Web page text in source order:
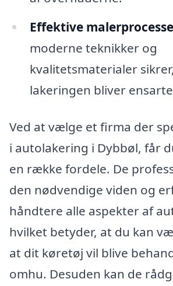
Effektive
moderne teknikker og
kvalitetsmaterialer
lakeringen bliver
Ved at vælge et firma der
i autolakering i Dybbøl, får
en række fordele. De
den nødvendige viden og
håndtere alle aspekter af
hvilket betyder, at du kan
at dit køretøj vil blive
omhu. Desuden kan de